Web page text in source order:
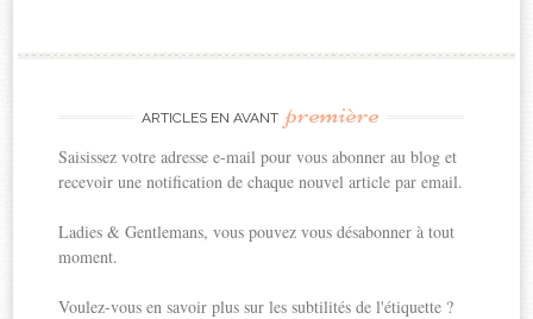
ARTICLES EN AVANT première
Saisissez votre adresse e-mail pour vous abonner au blog et
recevoir une notification de chaque nouvel article par email.
Ladies & Gentlemans, vous pouvez vous désabonner à tout
moment.
Voulez-vous en savoir plus sur les subtilités de l'étiquette ?